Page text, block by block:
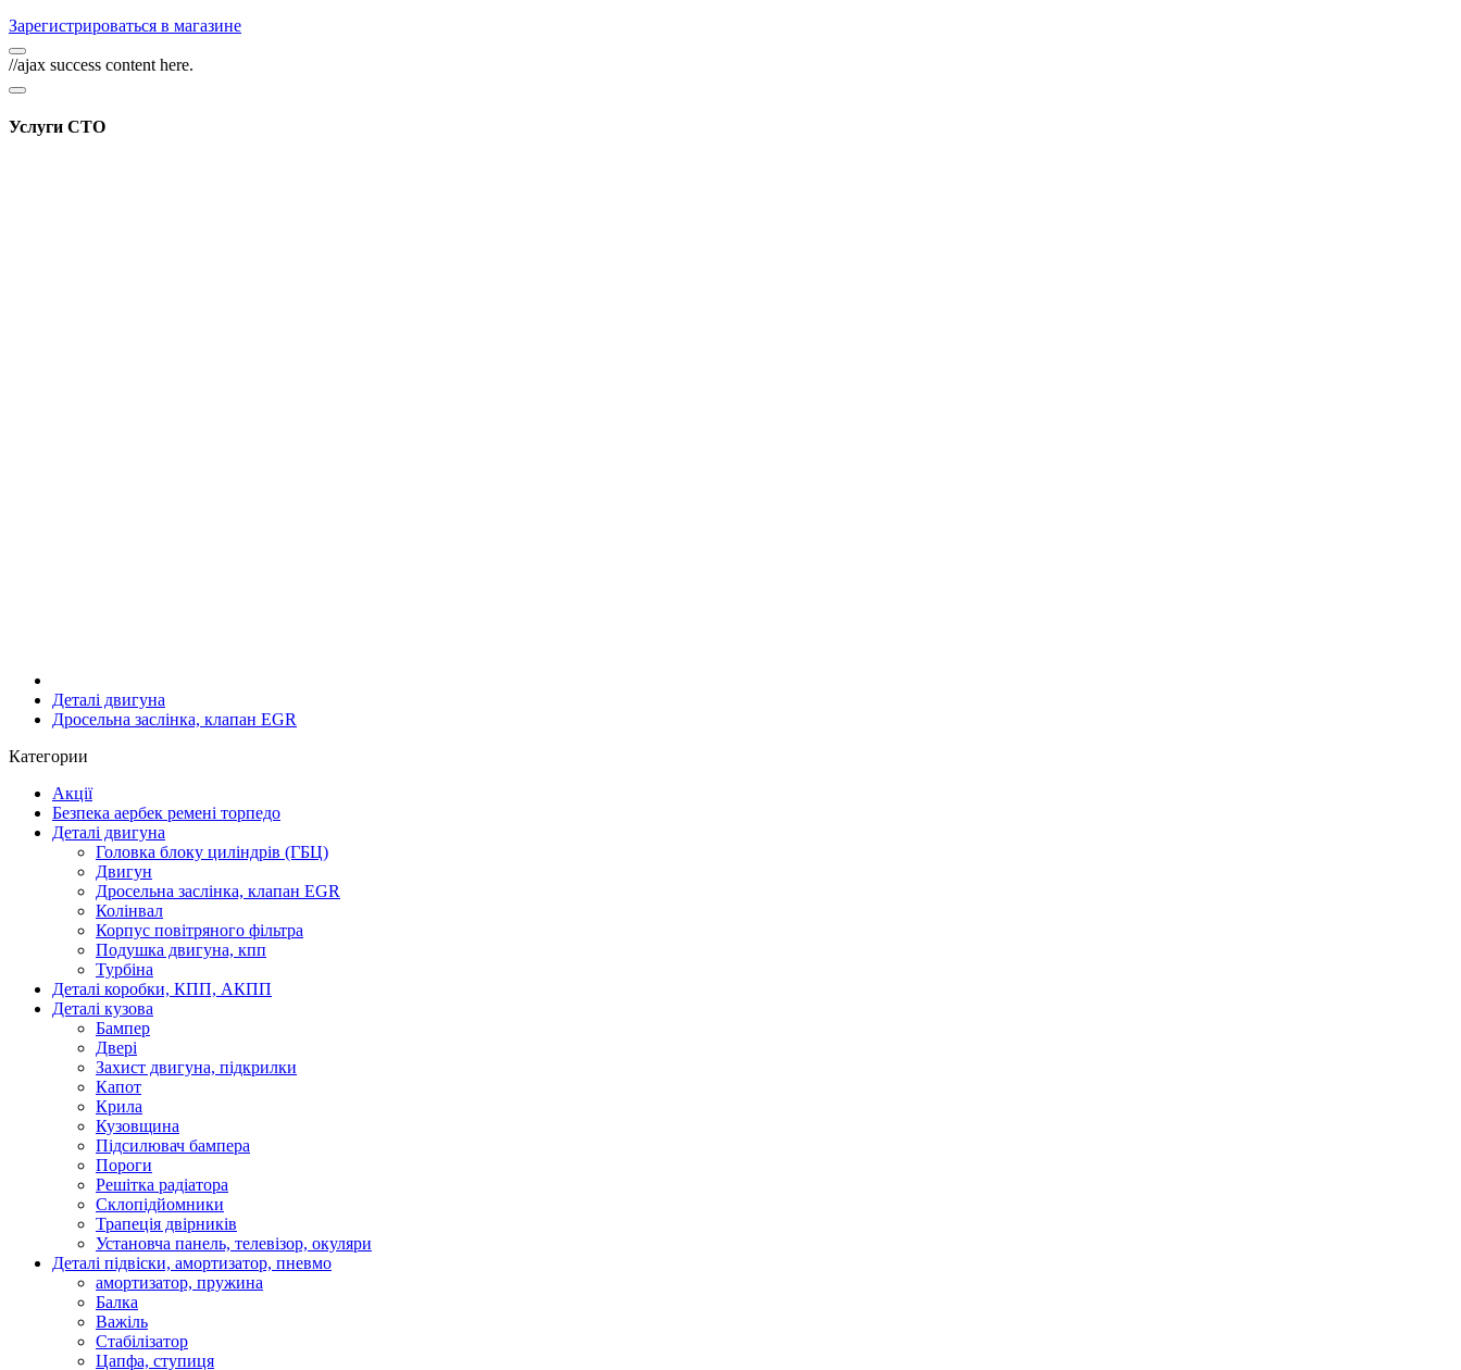
Зарегистрироваться в магазине
//ajax success content here.
Услуги СТО
Деталі двигуна
Дросельна заслінка, клапан EGR
Категории
Акції
Безпека аербек ремені торпедо
Деталі двигуна
Головка блоку циліндрів (ГБЦ)
Двигун
Дросельна заслінка, клапан EGR
Колінвал
Корпус повітряного фільтра
Подушка двигуна, кпп
Турбіна
Деталі коробки, КПП, АКПП
Деталі кузова
Бампер
Двері
Захист двигуна, підкрилки
Капот
Крила
Кузовщина
Підсилювач бампера
Пороги
Решітка радіатора
Склопідйомники
Трапеція двірників
Установча панель, телевізор, окуляри
Деталі підвіски, амортизатор, пневмо
амортизатор, пружина
Балка
Важіль
Стабілізатор
Цапфа, ступиця